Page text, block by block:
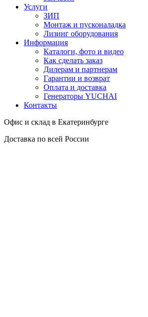
Услуги
ЗИП
Монтаж и пусконаладка
Лизинг оборудования
Информация
Каталоги, фото и видео
Как сделать заказ
Дилерам и партнерам
Гарантии и возврат
Оплата и доставка
Генераторы YUCHAI
Контакты
Офис и склад в Екатеринбурге
Доставка по всей России